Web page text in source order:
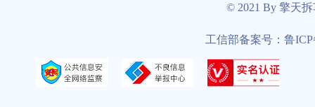
© 2021 By 擎天
工信部备案号：鲁